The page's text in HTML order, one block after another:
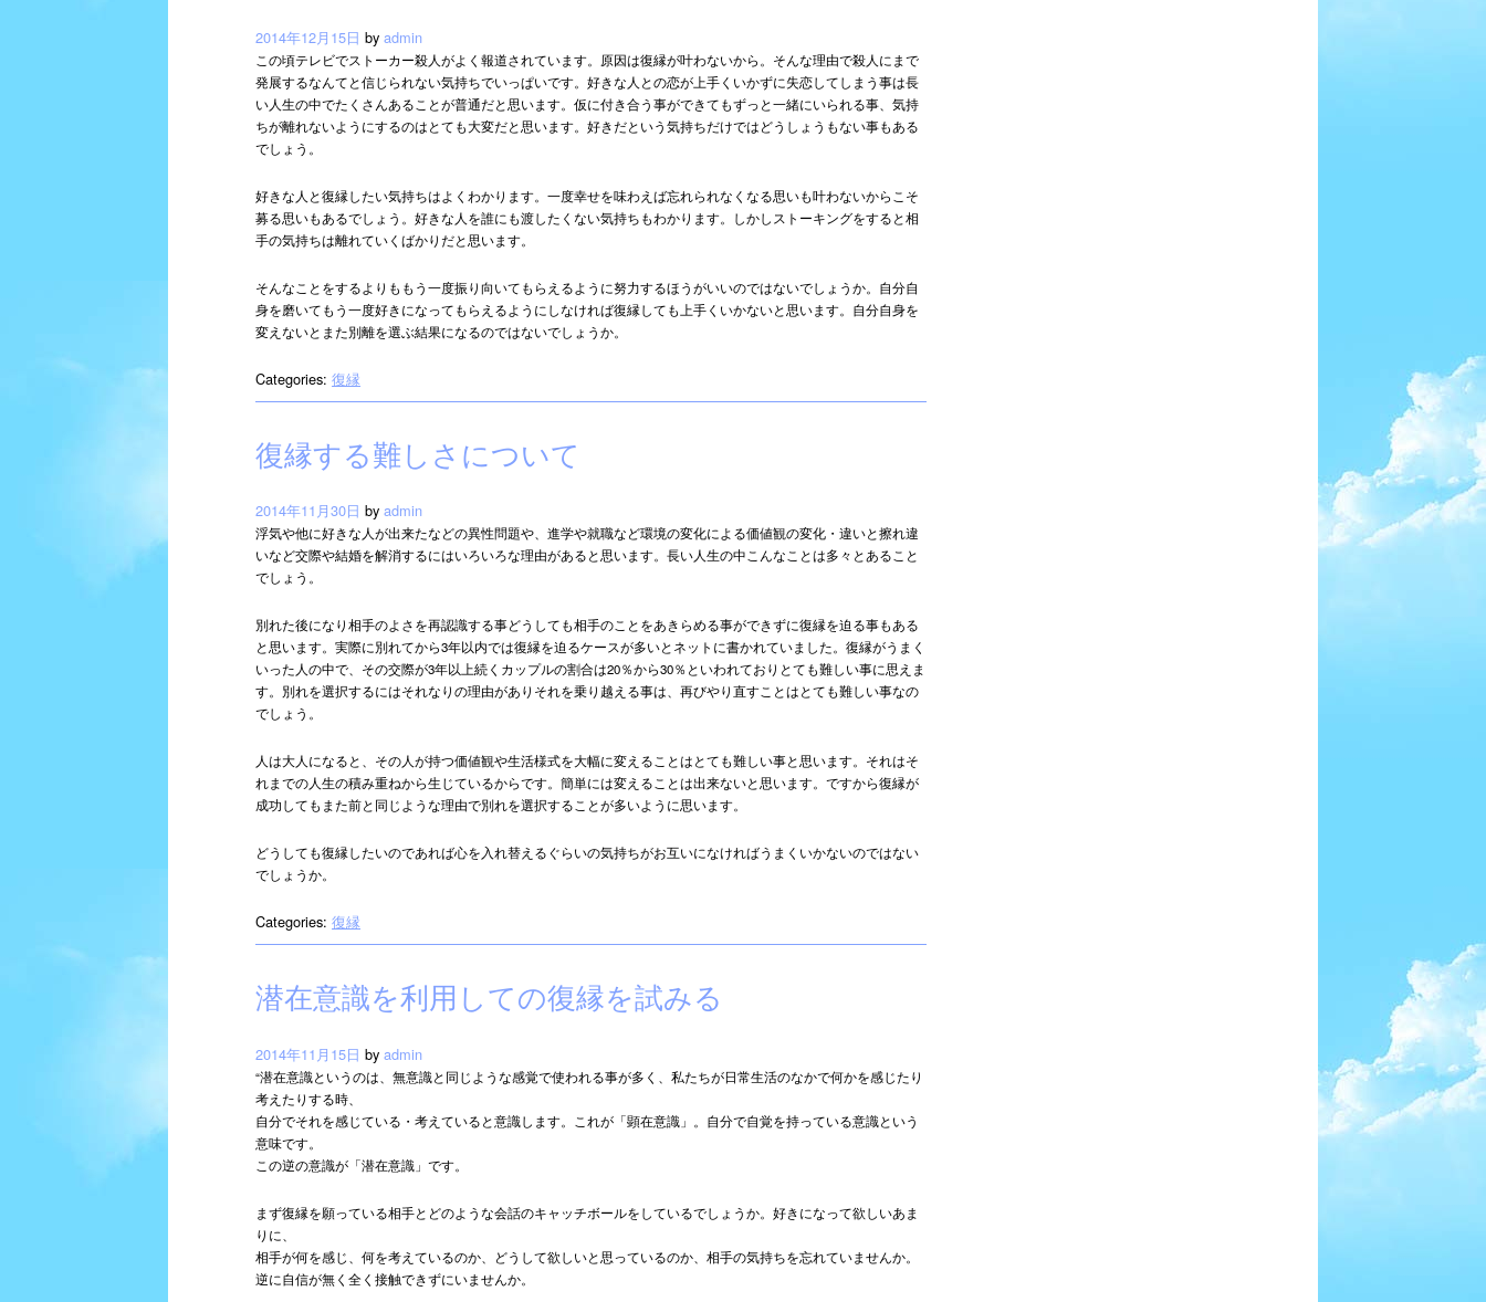
2014年12月15日 byadmin
この頃テレビでストーカー殺人がよく報道されています。原因は復縁が叶わないから。そんな理由で殺人にまで
発展するなんてと信じられない気持ちでいっぱいです。好きな人との恋が上手くいかずに失恋してしまう事は長
い人生の中でたくさんあることが普通だと思います。仮に付き合う事ができてもずっと一緒にいられる事、気持
ちが離れないようにするのはとても大変だと思います。好きだという気持ちだけではどうしょうもない事もある
でしょう。
好きな人と復縁したい気持ちはよくわかります。一度幸せを味わえば忘れられなくなる思いも叶わないからこそ
募る思いもあるでしょう。好きな人を誰にも渡したくない気持ちもわかります。しかしストーキングをすると相
手の気持ちは離れていくばかりだと思います。
そんなことをするよりももう一度振り向いてもらえるように努力するほうがいいのではないでしょうか。自分自
身を磨いてもう一度好きになってもらえるようにしなければ復縁しても上手くいかないと思います。自分自身を
変えないとまた別離を選ぶ結果になるのではないでしょうか。
Categories:復縁
復縁する難しさについて
2014年11月30日 byadmin
浮気や他に好きな人が出来たなどの異性問題や、進学や就職など環境の変化による価値観の変化・違いと擦れ違
いなど交際や結婚を解消するにはいろいろな理由があると思います。長い人生の中こんなことは多々とあること
でしょう。
別れた後になり相手のよさを再認識する事どうしても相手のことをあきらめる事ができずに復縁を迫る事もある
と思います。実際に別れてから3年以内では復縁を迫るケースが多いとネットに書かれていました。復縁がうまく
いった人の中で、その交際が3年以上続くカップルの割合は20％から30％といわれておりとても難しい事に思えま
す。別れを選択するにはそれなりの理由がありそれを乗り越える事は、再びやり直すことはとても難しい事なの
でしょう。
人は大人になると、その人が持つ価値観や生活様式を大幅に変えることはとても難しい事と思います。それはそ
れまでの人生の積み重ねから生じているからです。簡単には変えることは出来ないと思います。ですから復縁が
成功してもまた前と同じような理由で別れを選択することが多いように思います。
どうしても復縁したいのであれば心を入れ替えるぐらいの気持ちがお互いになければうまくいかないのではない
でしょうか。
Categories:復縁
潜在意識を利用しての復縁を試みる
2014年11月15日 byadmin
“潜在意識というのは、無意識と同じような感覚で使われる事が多く、私たちが日常生活のなかで何かを感じたり
考えたりする時、
自分でそれを感じている・考えていると意識します。これが「顕在意識」。自分で自覚を持っている意識という
意味です。
この逆の意識が「潜在意識」です。
まず復縁を願っている相手とどのような会話のキャッチボールをしているでしょうか。好きになって欲しいあま
りに、
相手が何を感じ、何を考えているのか、どうして欲しいと思っているのか、相手の気持ちを忘れていませんか。
逆に自信が無く全く接触できずにいませんか。